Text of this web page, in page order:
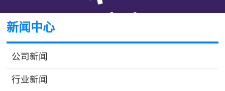
新闻中心
公司新闻
行业新闻